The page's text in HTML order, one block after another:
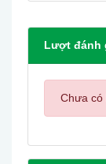
Lượt đánh
Chưa có